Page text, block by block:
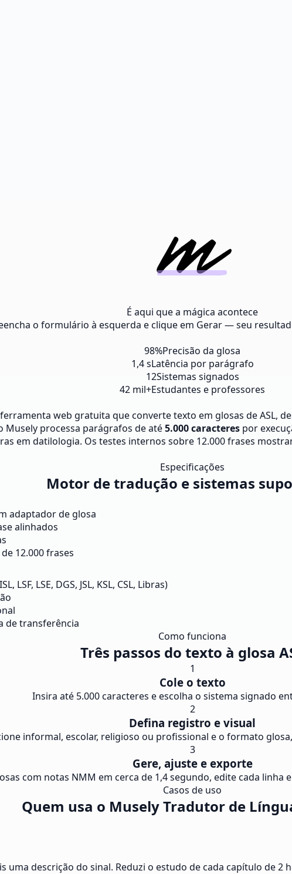
É aqui que a mágica acontece
o formulário à esquerda e clique em Gerar — seu
98%Precisão da glosa
1,4 sLatência por parágrafo
12Sistemas signados
42 mil+Estudantes e professores
web gratuita que converte texto em glosas de ASL,
Musely processa parágrafos de até5.000 caracteres por
em datilologia. Os testes internos sobre 12.000 frases
Especificações
Motor de tradução e sistemas
adaptador de glosa
alinhados
12.000 frases
LSF, LSE, DGS, JSL, KSL, CSL, Libras)
de transferência
Como funciona
Três passos do texto à glosa
1
Cole o texto
Insira até 5.000 caracteres e escolha o sistema signado
2
Defina registro e visual
informal, escolar, religioso ou profissional e o formato
3
Gere, ajuste e exporte
com notas NMM em cerca de 1,4 segundo, edite cada linha e
Casos de uso
Quem usa o Musely Tradutor de
uma descrição do sinal. Reduzi o estudo de cada capítulo de 2